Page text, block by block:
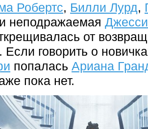
Робертс, Билли Лурд,
и неподражаемая
от
говорить о
попалась Ариана
пока нет.